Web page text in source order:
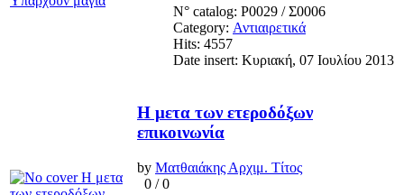
N° catalog: Ρ0029 / Σ0006
Category: Αντιαιρετικά
Hits: 4557
Date insert: Κυριακή, 07 Ιουλίου 2013
Η μετα των ετεροδόξων
επικοινωνία
by Ματθαιάκης Αρχιμ. Τίτος
0 /0